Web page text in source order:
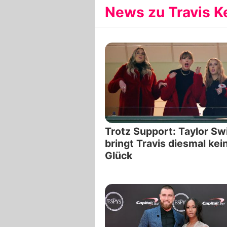
News zu Travis
Trotz Support: Taylor
bringt Travis diesmal
Glück